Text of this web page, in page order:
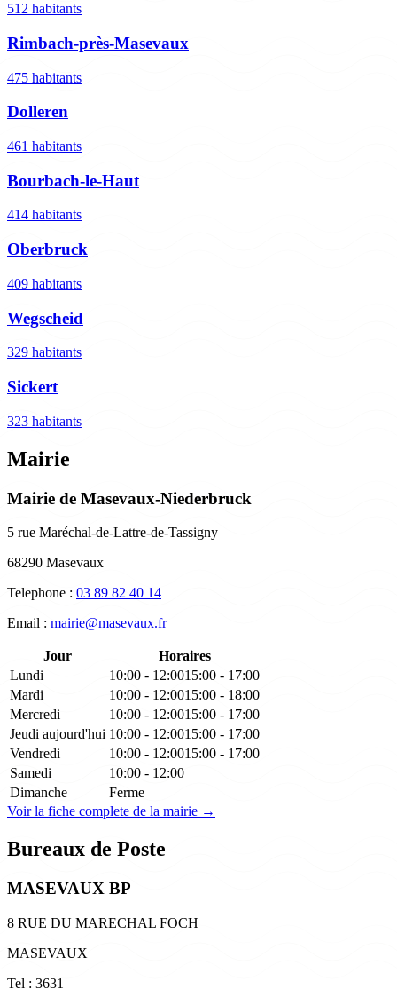
512 habitants
Rimbach-près-Masevaux
475 habitants
Dolleren
461 habitants
Bourbach-le-Haut
414 habitants
Oberbruck
409 habitants
Wegscheid
329 habitants
Sickert
323 habitants
Mairie
Mairie de Masevaux-Niederbruck
5 rue Maréchal-de-Lattre-de-Tassigny
68290 Masevaux
Telephone : 03 89 82 40 14
Email : mairie@masevaux.fr
Jour
Horaires
Lundi
10:00 - 12:0015:00 - 17:00
Mardi
10:00 - 12:0015:00 - 18:00
Mercredi
10:00 - 12:0015:00 - 17:00
Jeudi aujourd'hui 10:00 - 12:0015:00 - 17:00
Vendredi
10:00 - 12:0015:00 - 17:00
Samedi
10:00 - 12:00
Dimanche
Ferme
Voir la fiche complete de la mairie →
Bureaux de Poste
MASEVAUX BP
8 RUE DU MARECHAL FOCH
MASEVAUX
Tel : 3631